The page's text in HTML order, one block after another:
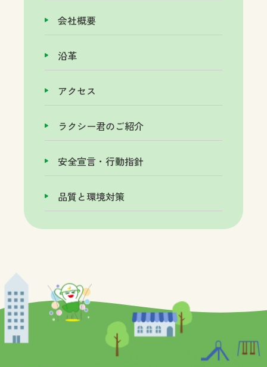
会社概要
沿革
アクセス
ラクシー君のご紹介
安全宣言・行動指針
品質と環境対策